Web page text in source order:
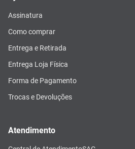
Assinatura
Como comprar
Entrega e Retirada
Entrega Loja Física
Forma de Pagamento
Trocas e Devoluções
Atendimento